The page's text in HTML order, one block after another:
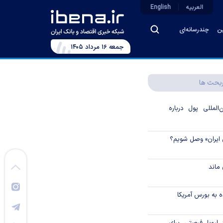
چندرسانه‌ای
العربیه English
جمعه ۱۶ مرداد ۱۴۰۵
ها
پول درباره
وصل شویم؟
به بورس آمریکا